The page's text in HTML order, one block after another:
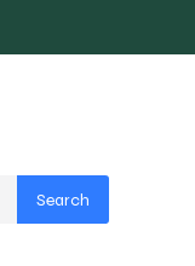
Search